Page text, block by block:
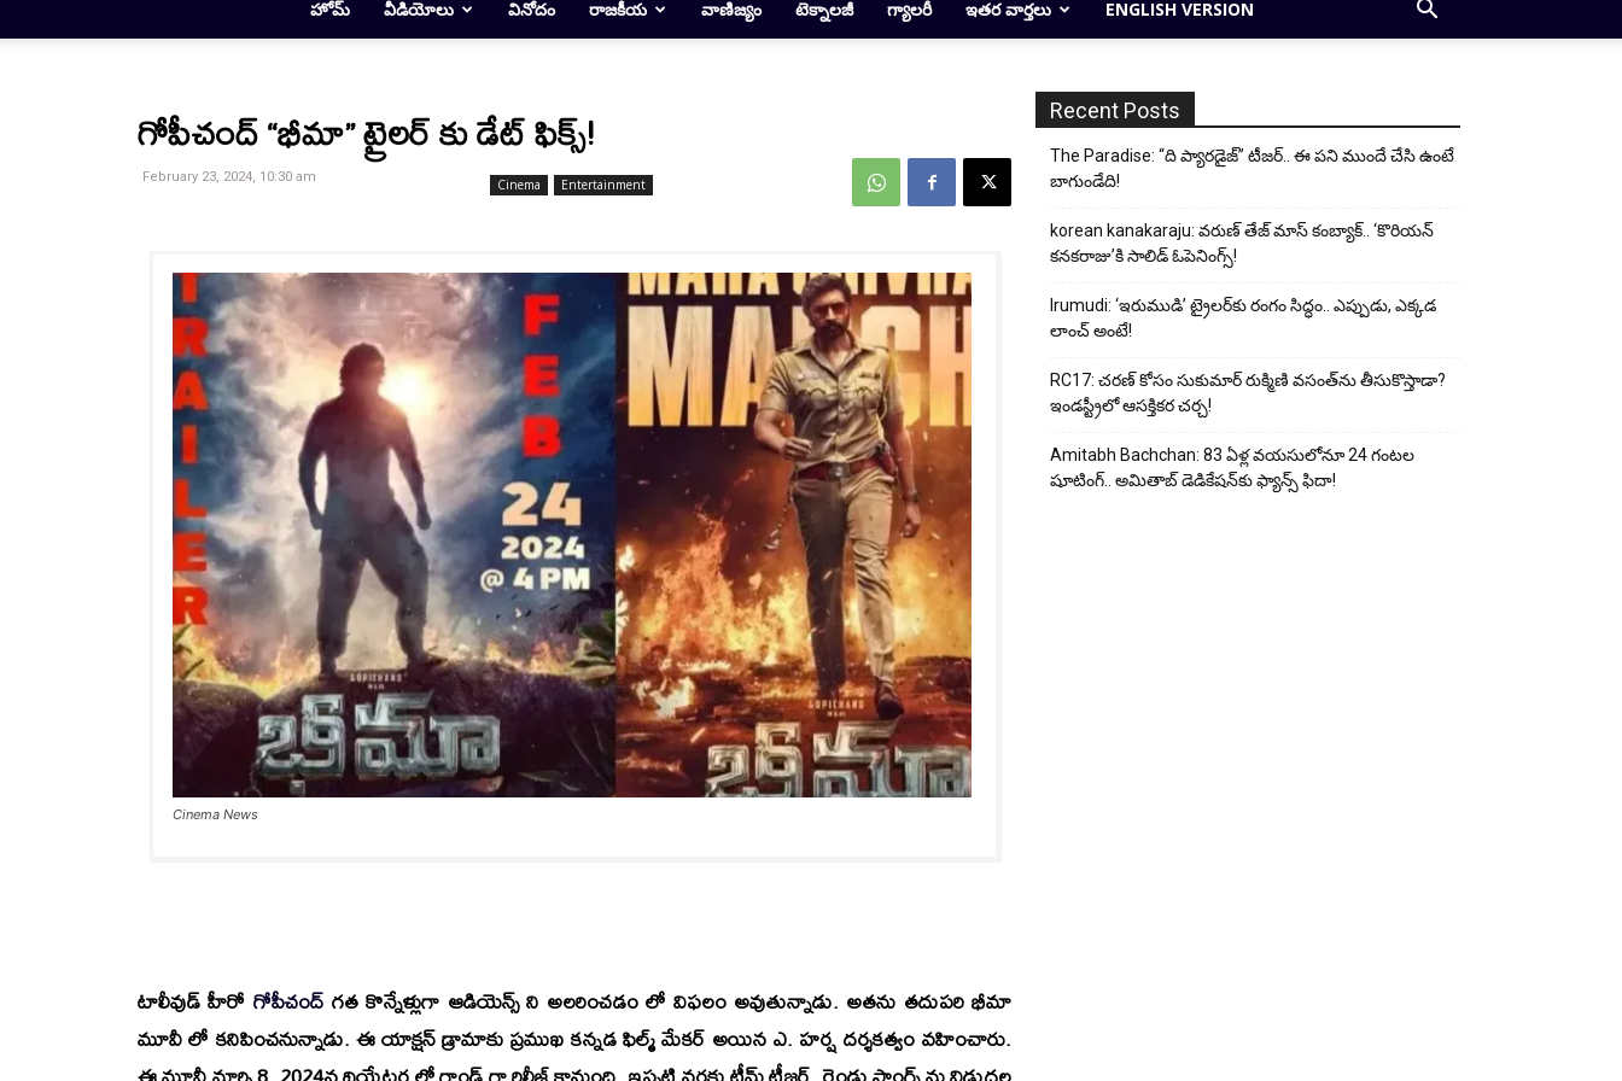
హోమ్ వీడియోలు వినోదం రాజకీయ వాణిజ్యం టెక్నాలజీ గ్యాలరీ ఇతర వార్తలు ENGLISH VERSION
Cinema Entertainment
గోపీచంద్ “భీమా” ట్రైలర్‌ కు డేట్ ఫిక్స్!
February 23, 2024, 10:30 am
Cinema News
టాలీవుడ్హీరో గోపీచంద్గత కొన్నేళ్లుగా ఆడియెన్స్ ని అలరించడం లో విఫలం అవుతున్నాడు. అతను తదుపరి భీమా
మూవీ లో కనిపించనున్నాడు. ఈ యాక్షన్ డ్రామాకు ప్రముఖ కన్నడ ఫిల్మ్ మేకర్ అయినఎ. హర్షదర్శకత్వం వహించారు.
Recent Posts
The Paradise: “ది ప్యారడైజ్” టీజర్.. ఈ పని ముందే చేసి ఉంటే
బాగుండేది!
korean kanakaraju: వరుణ్ తేజ్ మాస్ కంబ్యాక్.. ‘కొరియన్
కనకరాజు’కి సాలిడ్ ఓపెనింగ్స్!
Irumudi: ‘ఇరుముడి’ ట్రైలర్‌కు రంగం సిద్ధం.. ఎప్పుడు, ఎక్కడ
లాంచ్ అంటే!
RC17: చరణ్ కోసం సుకుమార్ రుక్మిణి వసంత్‌ను తీసుకొస్తాడా?
ఇండస్ట్రీలో ఆసక్తికర చర్చ!
Amitabh Bachchan: 83 ఏళ్ల వయసులోనూ 24 గంటల
షూటింగ్.. అమితాబ్ డెడికేషన్‌కు ఫ్యాన్స్ ఫిదా!